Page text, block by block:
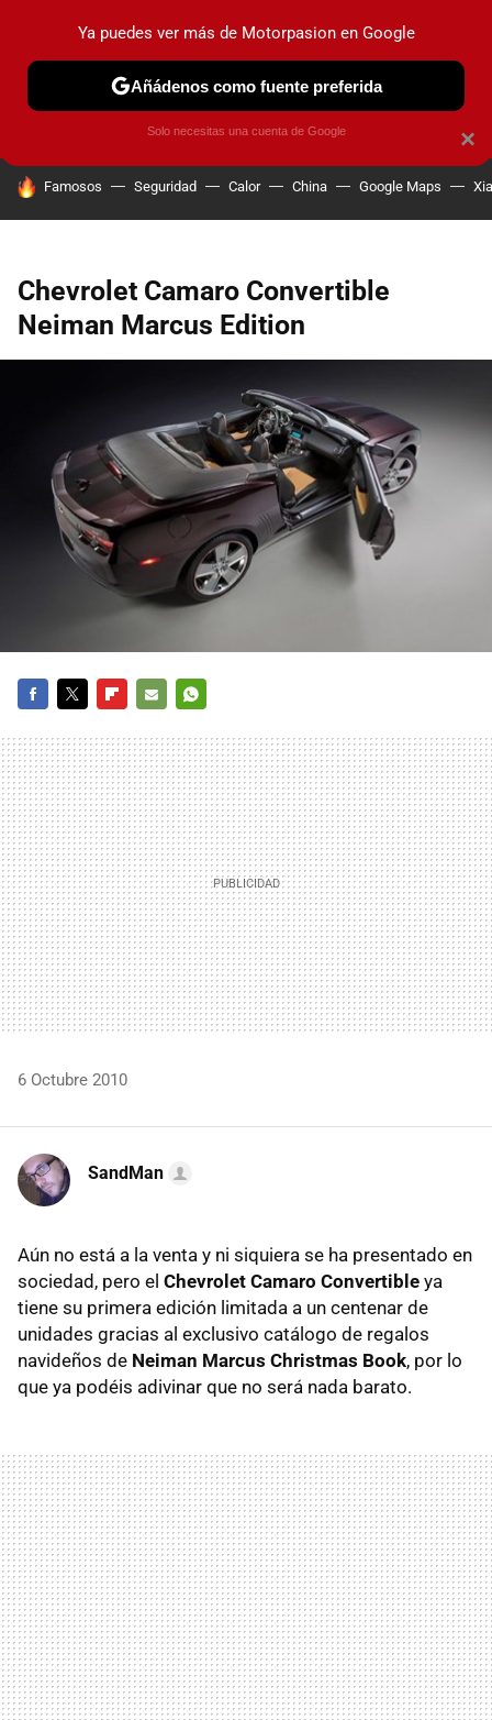
PRUEBAS COCHES ELÉCTRICOS OBSERVATORIO
HOY SE HABLA DE
Famosos Seguridad Calor China Google Maps
Chevrolet Camaro Convertible
Neiman Marcus Edition
MAIL
6 Octubre 2010
SandMan
Aún no está a la venta y ni siquiera se ha presentado en
sociedad, pero el Chevrolet Camaro Convertible ya
tiene su primera edición limitada a un centenar de
unidades gracias al exclusivo catálogo de regalos
navideños de Neiman Marcus Christmas Book, por lo
que ya podéis adivinar que no será nada barato.
×
Ya puedes ver más de Motorpasion en Google
Añádenos como fuente preferida
Solo necesitas una cuenta de Google